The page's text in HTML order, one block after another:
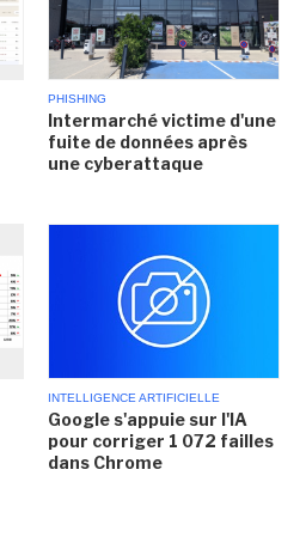
PHISHING
Intermarché victime d'une
fuite de données après
une cyberattaque
INTELLIGENCE ARTIFICIELLE
Google s'appuie sur l'IA
pour corriger 1 072 failles
dans Chrome